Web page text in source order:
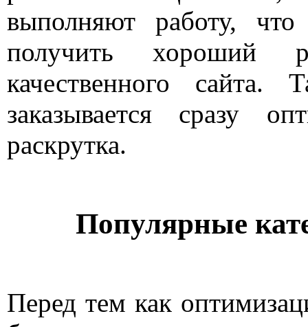
выполняют работу, что
получить хороший
качественного сайта.
заказывается сразу
раскрутка.
Популярные
Перед тем как